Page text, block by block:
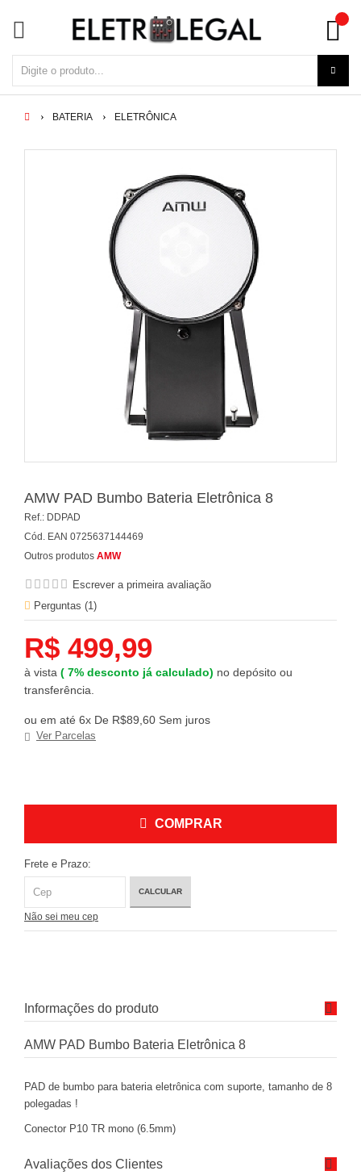
BATERIA ELETRÔNICA
AMW PAD Bumbo Bateria Eletrônica 8
Ref.: DDPAD
Cód. EAN 0725637144469
Outros produtos AMW
Escrever a primeira avaliação
Perguntas (1 )
R$ 499,99
à vista ( 7% desconto já calculado) no depósito ou
transferência.
ou em até 6x De R$89,60 Sem juros
Ver Parcelas
COMPRAR
Frete e Prazo:
CALCULAR
Não sei meu cep
Informações do produto
AMW PAD Bumbo Bateria Eletrônica 8
PAD de bumbo para bateria eletrônica com suporte, tamanho de 8
polegadas !
Conector P10 TR mono (6.5mm)
Avaliações dos Clientes